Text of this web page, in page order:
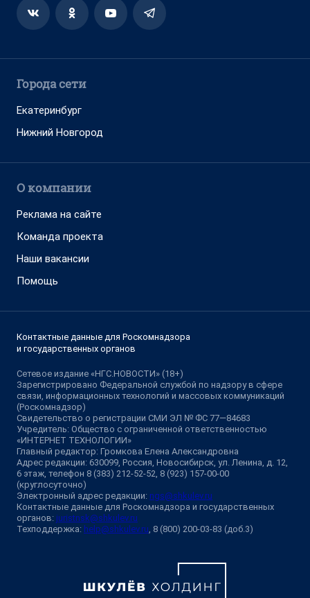
Города сети
Екатеринбург
Нижний Новгород
О компании
Реклама на сайте
Команда проекта
Наши вакансии
Помощь
Контактные данные для Роскомнадзора
и государственных органов
Сетевое издание «НГС.НОВОСТИ» (18+)
Зарегистрировано Федеральной службой по надзору в сфере
связи, информационных технологий и массовых коммуникаций
(Роскомнадзор)
Свидетельство о регистрации СМИ ЭЛ № ФС 77—84683
Учредитель: Общество с ограниченной ответственностью
«ИНТЕРНЕТ ТЕХНОЛОГИИ»
Главный редактор: Громкова Елена Александровна
Адрес редакции: 630099, Россия, Новосибирск, ул. Ленина, д. 12,
6 этаж, телефон 8 (383) 212-52-52, 8 (923) 157-00-00
(круглосуточно)
Электронный адрес редакции: ngs@shkulev.ru
Контактные данные для Роскомнадзора и государственных
органов: juristnsk@shkulev.ru
Техподдержка: help@shkulev.ru, 8 (800) 200-03-83 (доб.3)